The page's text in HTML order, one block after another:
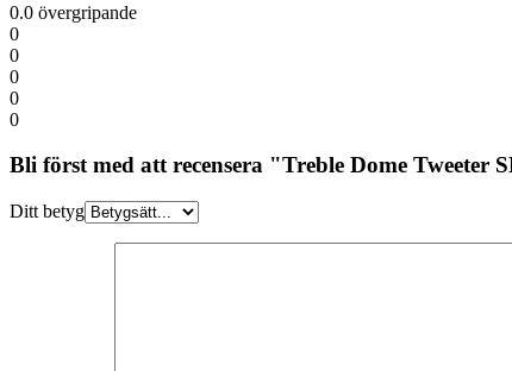
0.0 övergripande
0
0
0
0
0
Bli först med att recensera "Treble Dome Tweeter
Ditt betyg